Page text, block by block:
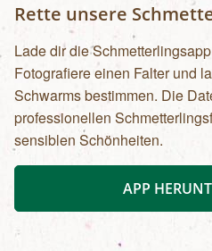
Rette unsere
Lade dir die
Fotografiere einen Falter und
Schwarms bestimmen. Die
professionellen
sensiblen Schönheiten.
APP